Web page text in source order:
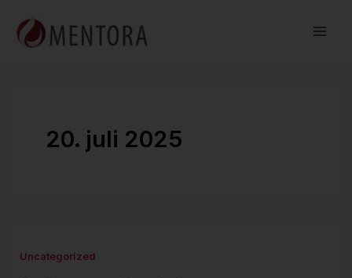
rett
20. juli 2025
Uncategorized